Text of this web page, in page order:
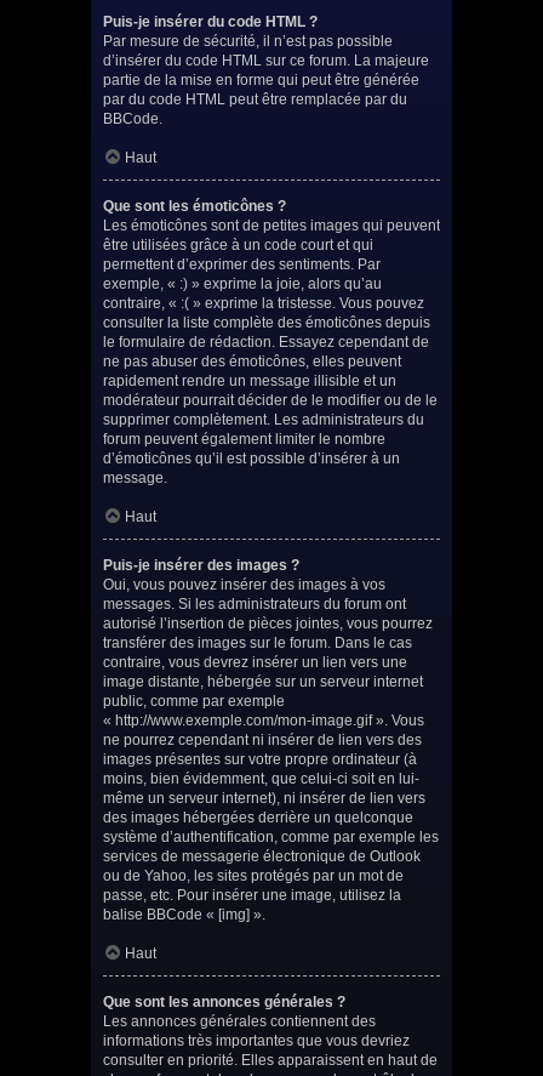
Puis-je insérer du code HTML ?
Par mesure de sécurité, il n’est pas possible
d’insérer du code HTML sur ce forum. La majeure
partie de la mise en forme qui peut être générée
par du code HTML peut être remplacée par du
BBCode.
Haut
Que sont les émoticônes ?
Les émoticônes sont de petites images qui peuvent
être utilisées grâce à un code court et qui
permettent d’exprimer des sentiments. Par
exemple, « :) » exprime la joie, alors qu’au
contraire, « :( » exprime la tristesse. Vous pouvez
consulter la liste complète des émoticônes depuis
le formulaire de rédaction. Essayez cependant de
ne pas abuser des émoticônes, elles peuvent
rapidement rendre un message illisible et un
modérateur pourrait décider de le modifier ou de le
supprimer complètement. Les administrateurs du
forum peuvent également limiter le nombre
d’émoticônes qu’il est possible d’insérer à un
message.
Haut
Puis-je insérer des images ?
Oui, vous pouvez insérer des images à vos
messages. Si les administrateurs du forum ont
autorisé l’insertion de pièces jointes, vous pourrez
transférer des images sur le forum. Dans le cas
contraire, vous devrez insérer un lien vers une
image distante, hébergée sur un serveur internet
public, comme par exemple
« http://www.exemple.com/mon-image.gif ». Vous
ne pourrez cependant ni insérer de lien vers des
images présentes sur votre propre ordinateur (à
moins, bien évidemment, que celui-ci soit en lui-
même un serveur internet), ni insérer de lien vers
des images hébergées derrière un quelconque
système d’authentification, comme par exemple les
services de messagerie électronique de Outlook
ou de Yahoo, les sites protégés par un mot de
passe, etc. Pour insérer une image, utilisez la
balise BBCode « [img] ».
Haut
Que sont les annonces générales ?
Les annonces générales contiennent des
informations très importantes que vous devriez
consulter en priorité. Elles apparaissent en haut de